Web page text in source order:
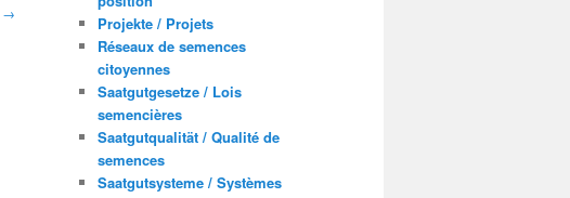
→
Projekte / Projets
Réseaux de semences
citoyennes
Saatgutgesetze / Lois
semencières
Saatgutqualität / Qualité de
semences
Saatgutsysteme / Systèmes